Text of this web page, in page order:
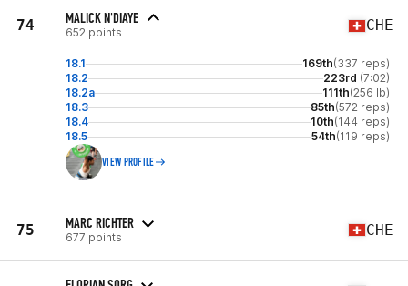
74 MALICK N'DIAYE
652 points CHE
18.1 169th(337 reps)
18.2
223rd (7:02)
18.2a
111th(256 lb)
18.3
85th(572 reps)
18.4
10th(144 reps)
18.5
54th(119 reps)
VIEW PROFILE
75 MARC RICHTER
677 points CHE